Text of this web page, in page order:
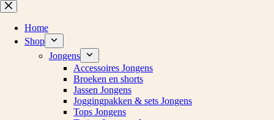
Ga
naar
inhoud
Home
Shop
Jongens
Accessoires Jongens
Broeken en shorts
Jassen Jongens
Joggingpakken & sets Jongens
Tops Jongens